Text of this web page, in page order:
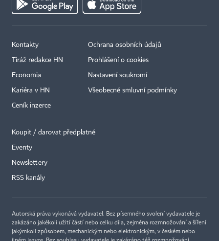
Kontakty
Tiráž redakce HN
Economia
Kariéra v HN
Ceník inzerce
Ochrana osobních údajů
Prohlášení o cookies
Nastavení soukromí
Všeobecné smluvní podmínky
Koupit / darovat předplatné
Eventy
Newslettery
RSS kanály
Autorská práva vykonává vydavatel. Bez písemného svolení vydavatele je
zakázáno jakékoli užití částí nebo celku díla, zejména rozmnožování a šíření
jakýmkoli způsobem, mechanickým nebo elektronickým, v českém nebo